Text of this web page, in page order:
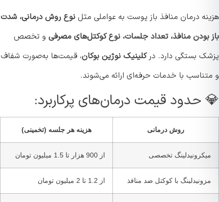
درمان منافذ باز پوست به عواملی مثلنوع روش درمانی، شدت
بودن منافذ، تعداد جلسات، نوع کوکتل‌های مصرفیو تخصص
بستگی دارد. در کلینیک نوژین بوکان، قیمت‌ها به‌صورت شفاف
با خدمات حرفه‌ای ارائه می‌شوند.
حدود قیمت درمان‌های پرکاربرد:
روش درمانی هزینه هر جلسه (تخمینی)
تخصصی
با کوکتل ضد منافذ